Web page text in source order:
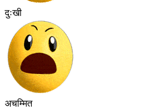
दुःखी
अचम्मित